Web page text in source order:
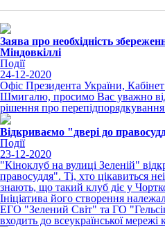
Заява про необхідність
Міндовкіллі
Події
24-12-2020
Офіс Президента України,
Шмигалю, просимо Вас уважно
рішення про
Відкриваємо "двері до
Події
23-12-2020
"Кіноклуб на вулиці Зеленій"
правосуддя". Ті, хто цікавиться
знають, що такий клуб діє у
Ініціатива його створення
ЕГО "Зелений Світ" та ГО
входить до всеукраїнської